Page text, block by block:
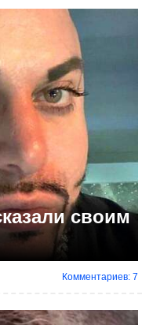
своим
Комментариев: 7